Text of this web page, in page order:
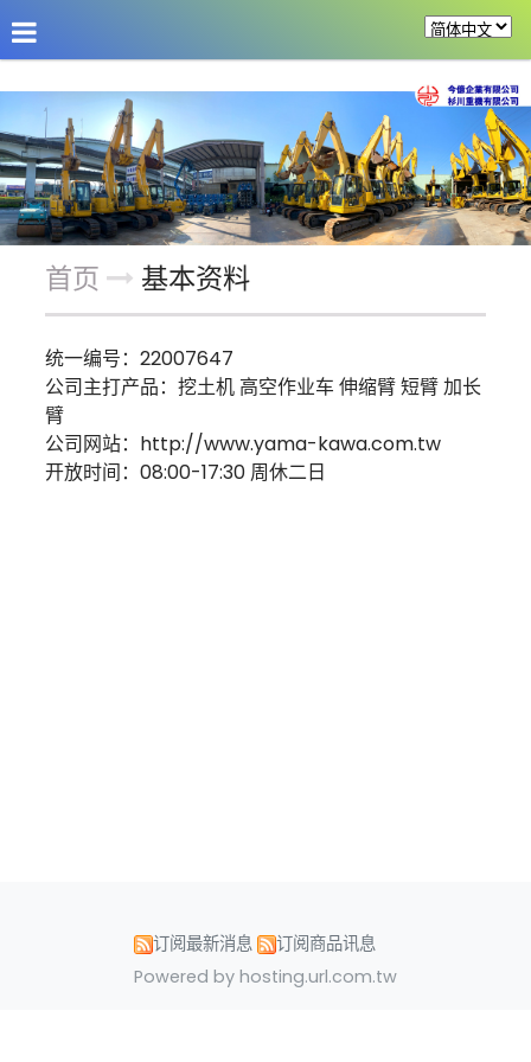
公司介绍 最新消息 改装机具
首页 基本资料
统一编号：22007647
公司主打产品：挖土机 高空作业车 伸缩臂 短臂 加长
臂
公司网站： http://www.yama-kawa.com.tw
开放时间：08:00-17:30 周休二日
订阅最新消息
订阅商品讯息
Powered by hosting.url.com.tw